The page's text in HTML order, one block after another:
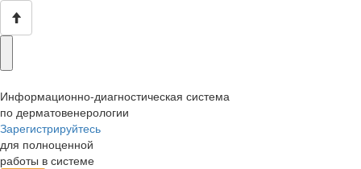
Информационно-диагностическая система
по дерматовенерологии
Зарегистрируйтесь
для полноценной
работы в системе